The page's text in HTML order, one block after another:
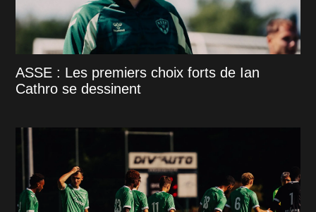
ASSE : Les premiers choix forts de Ian
Cathro se dessinent